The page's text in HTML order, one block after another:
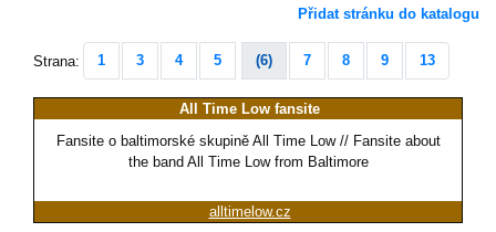
Přidat stránku do katalogu
Strana: 1 3 4 5 (6) 7 8 9 13
All Time Low fansite
Fansite o baltimorské skupině All Time Low // Fansite about
the band All Time Low from Baltimore
alltimelow.cz